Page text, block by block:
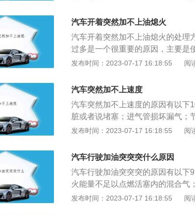
油泵需要建立压力。如果油泵不能
油。踩油门后车会很闷。需要去维
器负责检测废气中的氧含量，使
火提前角等各种数据。如果氧传感
象。需要更换或维修氧传感器。5
店更换或维修汽油过滤器。这种情
查，防止发生其他的故障。6、电
检查里面的电控元件和电路，防止
况要在检查后对其进行维修。拓展
就会断裂失去控制方向。发现车辆
勉强驾驶。
汽车开着突然加不上油熄火
汽车开着突然加不上油熄火的处理
过多是一个很重要的原因，主要是
量的清洁剂，而且在清洗完之后最
单元，氧传感器主要是监控发动机
气配比失调，耗油量肯定会突然增
机油滤清器、空气滤清器和汽油滤
使用，并给发动机控制单元传递错
多。
发布时间：2023-07-17 16:18:55 阅
汽车突然加不上速度
汽车突然加不上速度的原因有以下
脏或者说堵塞；进气管损坏漏气
建议去4S店维修，非专业个人车主
发动机电控系统故障，离合器故障
去维修厂或者4S店进行维修。4、
低或者是喷油嘴较脏，导致喷油量
法：清洗喷油嘴上的杂质就可以解
果出现电极间隙变大、积碳严重，
发布时间：2023-07-17 16:18:55 阅
汽车行驶加油突突突什么原因
汽车行驶加油突突突的原因有以下
火能量不足以点燃活塞内的混合气
正；或者火花塞内部损坏，导致火
发布时间：2023-07-17 16:18:55 阅